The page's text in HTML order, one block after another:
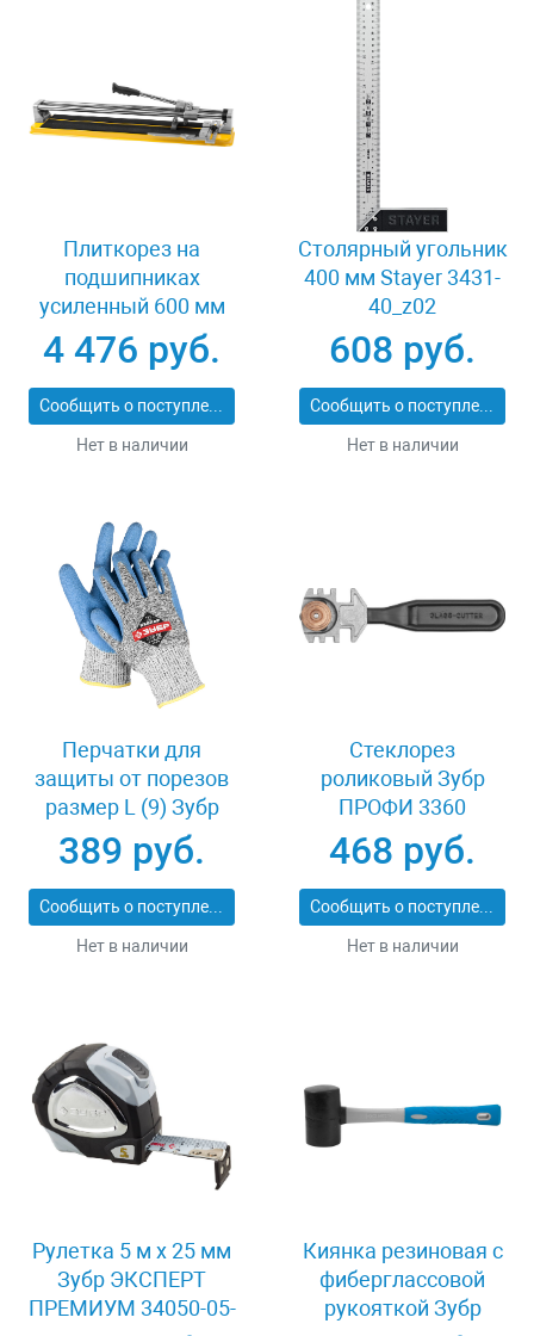
Плиткорез на
подшипниках
усиленный 600 мм
Stayer PROFI 3318-60
4 476 руб.
Сообщить о поступлении
Нет в наличии
Столярный угольник
400 мм Stayer 3431-
40_z02
608 руб.
Сообщить о поступлении
Нет в наличии
Перчатки для
защиты от порезов
размер L (9) Зубр
11277-L
389 руб.
Сообщить о поступлении
Нет в наличии
Стеклорез
роликовый Зубр
ПРОФИ 3360
468 руб.
Сообщить о поступлении
Нет в наличии
Рулетка 5 м x 25 мм
Зубр ЭКСПЕРТ
ПРЕМИУМ 34050-05-
Киянка резиновая с
фиберглассовой
рукояткой Зубр